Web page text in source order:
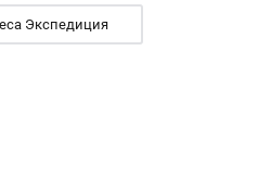
Экспедиция